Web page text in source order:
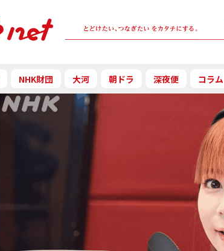
NHK財団 大河 朝ドラ 深夜便 コラム